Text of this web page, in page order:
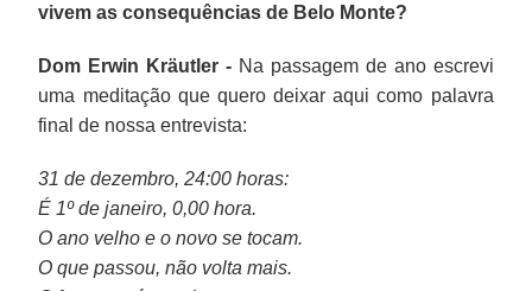
vivem as consequências de Belo Monte?
Dom Erwin Kräutler - Na passagem de ano escrevi
uma meditação que quero deixar aqui como palavra
final de nossa entrevista:
31 de dezembro, 24:00 horas:
É 1º de janeiro, 0,00 hora.
O ano velho e o novo se tocam.
O que passou, não volta mais.